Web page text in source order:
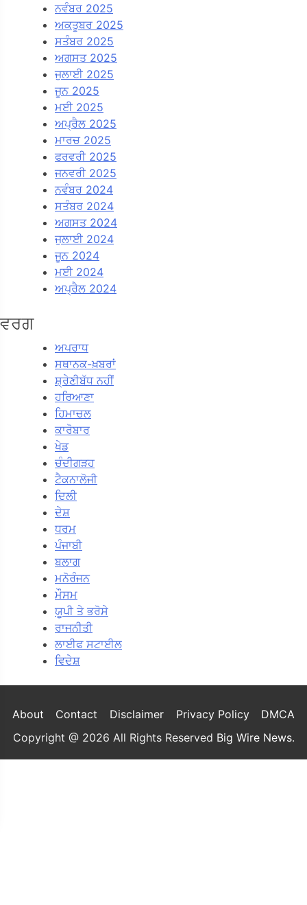
ਨਵੰਬਰ 2025
ਅਕਤੂਬਰ 2025
ਸਤੰਬਰ 2025
ਅਗਸਤ 2025
ਜੁਲਾਈ 2025
ਜੂਨ 2025
ਮਈ 2025
ਅਪ੍ਰੈਲ 2025
ਮਾਰਚ 2025
ਫਰਵਰੀ 2025
ਜਨਵਰੀ 2025
ਨਵੰਬਰ 2024
ਸਤੰਬਰ 2024
ਅਗਸਤ 2024
ਜੁਲਾਈ 2024
ਜੂਨ 2024
ਮਈ 2024
ਅਪ੍ਰੈਲ 2024
ਵਰਗ
ਅਪਰਾਧ
ਸਥਾਨਕ-ਖ਼ਬਰਾਂ
ਸ਼੍ਰੇਣੀਬੱਧ ਨਹੀਂ
ਹਰਿਆਣਾ
ਹਿਮਾਚਲ
ਕਾਰੋਬਾਰ
ਖੇਡ
ਚੰਦੀਗੜਹ
ਟੈਕਨਾਲੋਜੀ
ਦਿਲੀ
ਦੇਸ਼
ਧਰਮ
ਪੰਜਾਬੀ
ਬਲਾਗ
ਮਨੋਰੰਜਨ
ਮੌਸਮ
ਯੂਪੀ ਤੇ ਭਰੋਸੇ
ਰਾਜਨੀਤੀ
ਲਾਈਫ ਸਟਾਈਲ
ਵਿਦੇਸ਼
About Contact Disclaimer Privacy Policy
DMCA
Copyright @ 2026 All Rights Reserved Big Wire News.